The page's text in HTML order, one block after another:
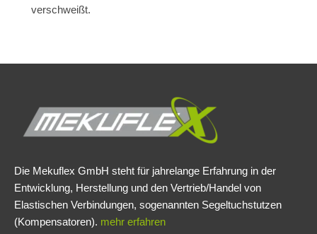
verschweißt.
Die Mekuflex GmbH steht für jahrelange Erfahrung in der
Entwicklung, Herstellung und den Vertrieb/Handel von
Elastischen Verbindungen, sogenannten Segeltuchstutzen
(Kompensatoren). mehr erfahren